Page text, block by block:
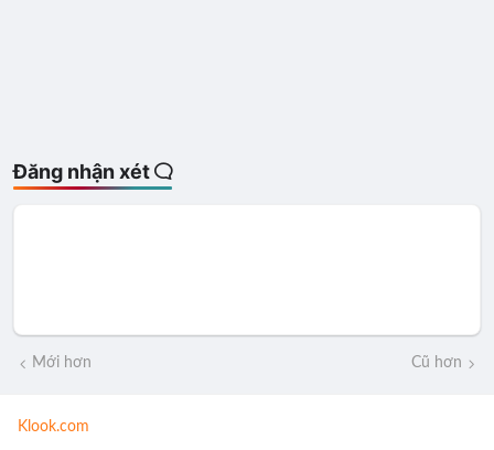
Đăng nhận xét
Mới hơn Cũ hơn
Klook.com